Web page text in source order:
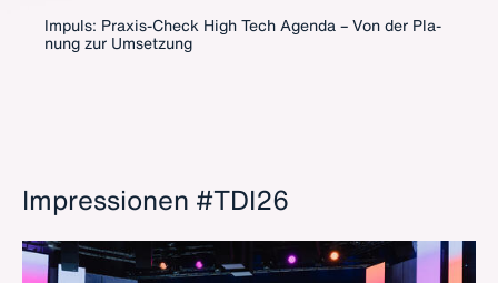
Impuls: Pra­xis-Check High Tech Agen­da – Von der Pla­
nung zur Um­set­zung
Impressionen #TDI26